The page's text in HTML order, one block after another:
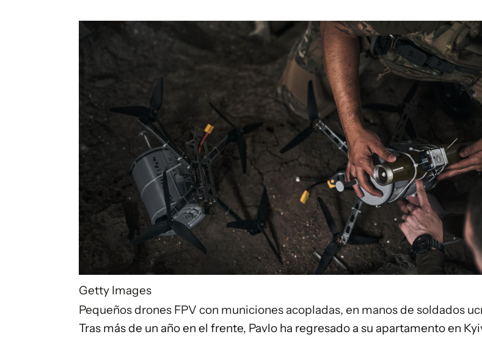
Getty Images
Pequeños drones FPV con municiones acopladas, en manos de soldados
Tras más de un año en el frente, Pavlo ha regresado a su apartamento en